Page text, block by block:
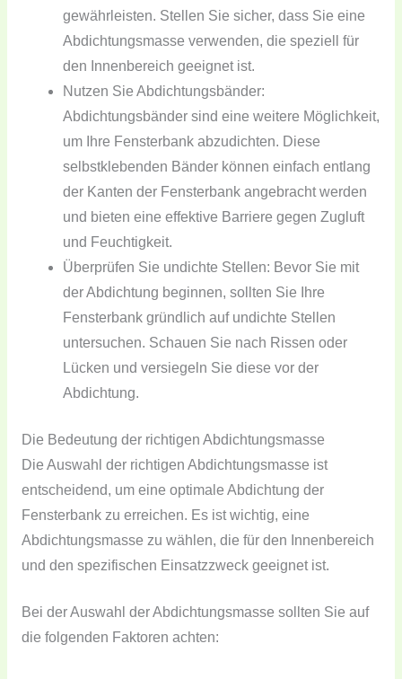
gewährleisten. Stellen Sie sicher, dass Sie eine
Abdichtungsmasse verwenden, die speziell für
den Innenbereich geeignet ist.
Nutzen Sie Abdichtungsbänder:
Abdichtungsbänder sind eine weitere Möglichkeit,
um Ihre Fensterbank abzudichten. Diese
selbstklebenden Bänder können einfach entlang
der Kanten der Fensterbank angebracht werden
und bieten eine effektive Barriere gegen Zugluft
und Feuchtigkeit.
Überprüfen Sie undichte Stellen: Bevor Sie mit
der Abdichtung beginnen, sollten Sie Ihre
Fensterbank gründlich auf undichte Stellen
untersuchen. Schauen Sie nach Rissen oder
Lücken und versiegeln Sie diese vor der
Abdichtung.
Die Bedeutung der richtigen Abdichtungsmasse
Die Auswahl der richtigen Abdichtungsmasse ist
entscheidend, um eine optimale Abdichtung der
Fensterbank zu erreichen. Es ist wichtig, eine
Abdichtungsmasse zu wählen, die für den Innenbereich
und den spezifischen Einsatzzweck geeignet ist.
Bei der Auswahl der Abdichtungsmasse sollten Sie auf
die folgenden Faktoren achten: